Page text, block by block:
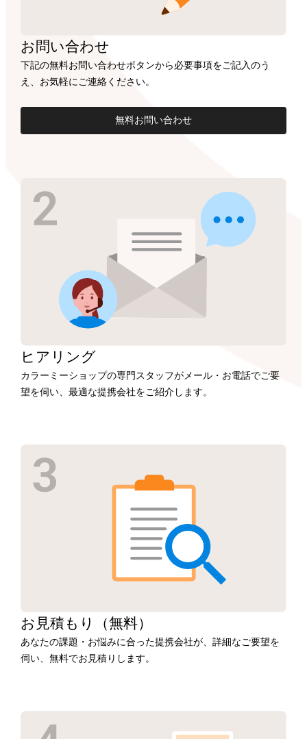
お問い合わせ
下記の無料お問い合わせボタンから必要事項をご記入のう
え、お気軽にご連絡ください。
無料お問い合わせ
ヒアリング
カラーミーショップの専門スタッフがメール・お電話でご要
望を伺い、最適な提携会社をご紹介します。
お見積もり （無料）
あなたの課題・お悩みに合った提携会社が、詳細なご要望を
伺い、無料でお見積りします。